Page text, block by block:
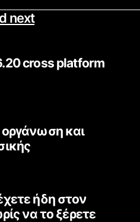
next
cross platform
και
ήδη στον
να το ξέρετε